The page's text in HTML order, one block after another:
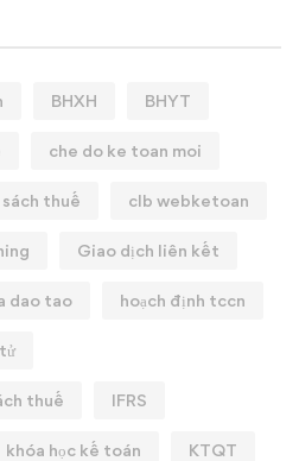
BHXH BHYT
che do ke toan moi
thuế clb webketoan
Giao dịch liên kết
dao tao hoạch định tccn
thuế IFRS
khóa học kế toán KTQT